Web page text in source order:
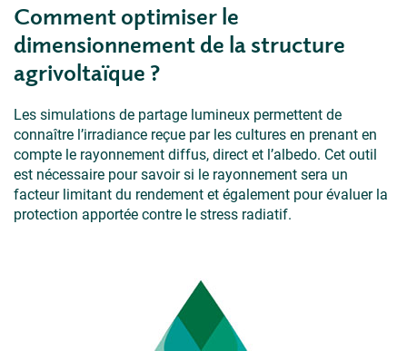
Comment optimiser le
dimensionnement de la structure
agrivoltaïque ?
Les simulations de partage lumineux permettent de
connaître l’irradiance reçue par les cultures en prenant en
compte le rayonnement diffus, direct et l’albedo. Cet outil
est nécessaire pour savoir si le rayonnement sera un
facteur limitant du rendement et également pour évaluer la
protection apportée contre le stress radiatif.